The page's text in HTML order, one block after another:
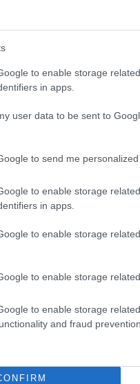
to enable storage
in apps.
user data to be sent to
to send me personalized
to enable storage
in apps.
to enable storage
to enable storage
to enable storage
and fraud